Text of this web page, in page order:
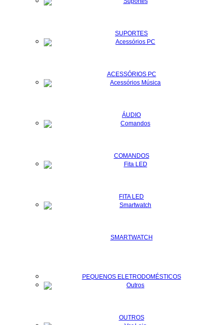
SUPORTES
ACESSÓRIOS PC
ÁUDIO
COMANDOS
FITA LED
SMARTWATCH
PEQUENOS ELETRODOMÉSTICOS
OUTROS